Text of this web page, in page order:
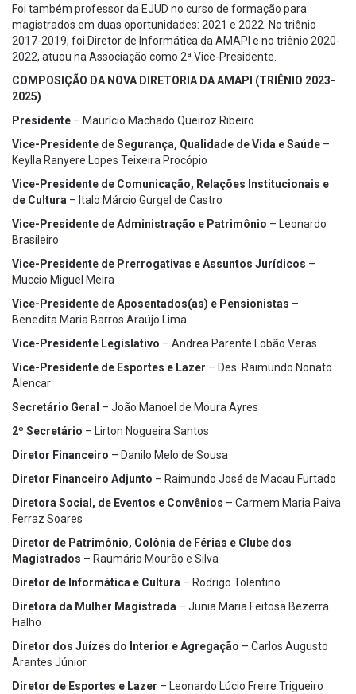
Foi também professor da EJUD no curso de formação para
magistrados em duas oportunidades: 2021 e 2022. No triênio
2017-2019, foi Diretor de Informática da AMAPI e no triênio 2020-
2022, atuou na Associação como 2ª Vice-Presidente.
COMPOSIÇÃO DA NOVA DIRETORIA DA AMAPI (TRIÊNIO 2023-
2025)
Presidente – Maurício Machado Queiroz Ribeiro
Vice-Presidente de Segurança, Qualidade de Vida e Saúde –
Keylla Ranyere Lopes Teixeira Procópio
Vice-Presidente de Comunicação, Relações Institucionais e
de Cultura – Italo Márcio Gurgel de Castro
Vice-Presidente de Administração e Patrimônio – Leonardo
Brasileiro
Vice-Presidente de Prerrogativas e Assuntos Jurídicos –
Muccio Miguel Meira
Vice-Presidente de Aposentados(as) e Pensionistas –
Benedita Maria Barros Araújo Lima
Vice-Presidente Legislativo – Andrea Parente Lobão Veras
Vice-Presidente de Esportes e Lazer – Des. Raimundo Nonato
Alencar
Secretário Geral – João Manoel de Moura Ayres
2º Secretário – Lirton Nogueira Santos
Diretor Financeiro – Danilo Melo de Sousa
Diretor Financeiro Adjunto – Raimundo José de Macau Furtado
Diretora Social, de Eventos e Convênios – Carmem Maria Paiva
Ferraz Soares
Diretor de Patrimônio, Colônia de Férias e Clube dos
Magistrados – Raumário Mourão e Silva
Diretor de Informática e Cultura – Rodrigo Tolentino
Diretora da Mulher Magistrada – Junia Maria Feitosa Bezerra
Fialho
Diretor dos Juízes do Interior e Agregação – Carlos Augusto
Arantes Júnior
Diretor de Esportes e Lazer – Leonardo Lúcio Freire Trigueiro